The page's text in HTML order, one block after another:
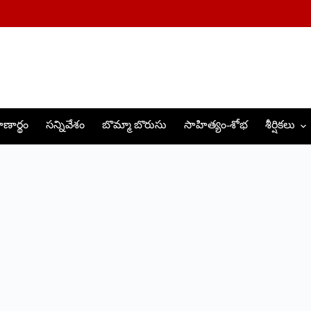
సన్నివేశం బొమ్మా బొరుసు సాహిత్యం-శోభ శీర్షికలు